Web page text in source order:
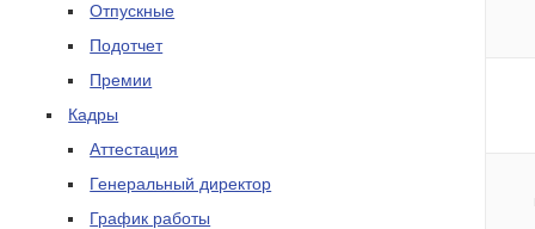
Отпускные
Подотчет
Премии
Кадры
Аттестация
Генеральный директор
График работы